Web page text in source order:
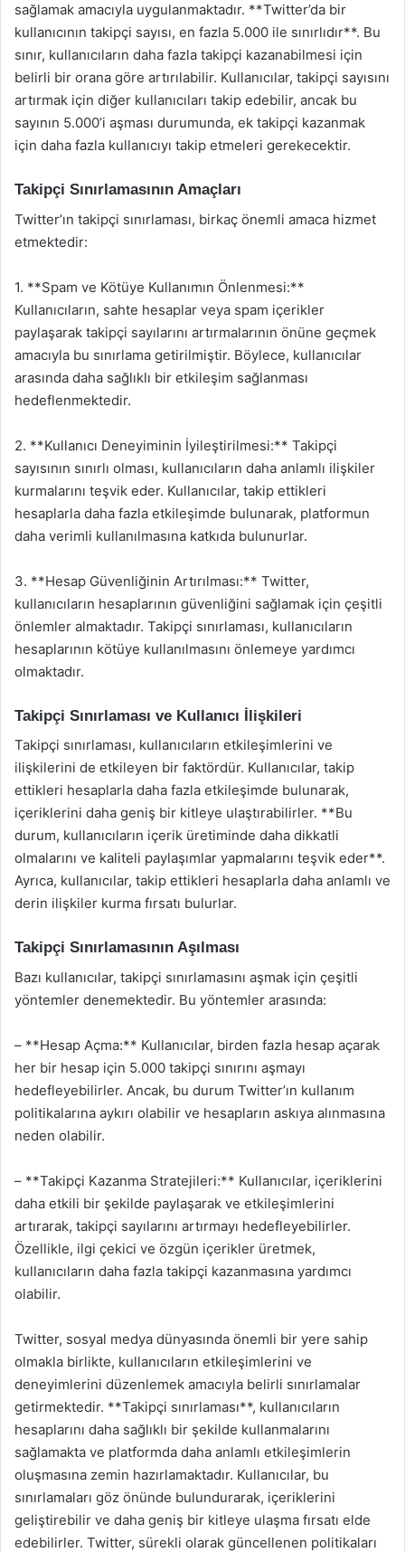
sağlamak amacıyla uygulanmaktadır. **Twitter’da bir
kullanıcının takipçi sayısı, en fazla 5.000 ile sınırlıdır**. Bu
sınır, kullanıcıların daha fazla takipçi kazanabilmesi için
belirli bir orana göre artırılabilir. Kullanıcılar, takipçi sayısını
artırmak için diğer kullanıcıları takip edebilir, ancak bu
sayının 5.000’i aşması durumunda, ek takipçi kazanmak
için daha fazla kullanıcıyı takip etmeleri gerekecektir.
Takipçi Sınırlamasının Amaçları
Twitter’ın takipçi sınırlaması, birkaç önemli amaca hizmet
etmektedir:
1. **Spam ve Kötüye Kullanımın Önlenmesi:**
Kullanıcıların, sahte hesaplar veya spam içerikler
paylaşarak takipçi sayılarını artırmalarının önüne geçmek
amacıyla bu sınırlama getirilmiştir. Böylece, kullanıcılar
arasında daha sağlıklı bir etkileşim sağlanması
hedeflenmektedir.
2. **Kullanıcı Deneyiminin İyileştirilmesi:** Takipçi
sayısının sınırlı olması, kullanıcıların daha anlamlı ilişkiler
kurmalarını teşvik eder. Kullanıcılar, takip ettikleri
hesaplarla daha fazla etkileşimde bulunarak, platformun
daha verimli kullanılmasına katkıda bulunurlar.
3. **Hesap Güvenliğinin Artırılması:** Twitter,
kullanıcıların hesaplarının güvenliğini sağlamak için çeşitli
önlemler almaktadır. Takipçi sınırlaması, kullanıcıların
hesaplarının kötüye kullanılmasını önlemeye yardımcı
olmaktadır.
Takipçi Sınırlaması ve Kullanıcı İlişkileri
Takipçi sınırlaması, kullanıcıların etkileşimlerini ve
ilişkilerini de etkileyen bir faktördür. Kullanıcılar, takip
ettikleri hesaplarla daha fazla etkileşimde bulunarak,
içeriklerini daha geniş bir kitleye ulaştırabilirler. **Bu
durum, kullanıcıların içerik üretiminde daha dikkatli
olmalarını ve kaliteli paylaşımlar yapmalarını teşvik eder**.
Ayrıca, kullanıcılar, takip ettikleri hesaplarla daha anlamlı ve
derin ilişkiler kurma fırsatı bulurlar.
Takipçi Sınırlamasının Aşılması
Bazı kullanıcılar, takipçi sınırlamasını aşmak için çeşitli
yöntemler denemektedir. Bu yöntemler arasında:
– **Hesap Açma:** Kullanıcılar, birden fazla hesap açarak
her bir hesap için 5.000 takipçi sınırını aşmayı
hedefleyebilirler. Ancak, bu durum Twitter’ın kullanım
politikalarına aykırı olabilir ve hesapların askıya alınmasına
neden olabilir.
– **Takipçi Kazanma Stratejileri:** Kullanıcılar, içeriklerini
daha etkili bir şekilde paylaşarak ve etkileşimlerini
artırarak, takipçi sayılarını artırmayı hedefleyebilirler.
Özellikle, ilgi çekici ve özgün içerikler üretmek,
kullanıcıların daha fazla takipçi kazanmasına yardımcı
olabilir.
Twitter, sosyal medya dünyasında önemli bir yere sahip
olmakla birlikte, kullanıcıların etkileşimlerini ve
deneyimlerini düzenlemek amacıyla belirli sınırlamalar
getirmektedir. **Takipçi sınırlaması**, kullanıcıların
hesaplarını daha sağlıklı bir şekilde kullanmalarını
sağlamakta ve platformda daha anlamlı etkileşimlerin
oluşmasına zemin hazırlamaktadır. Kullanıcılar, bu
sınırlamaları göz önünde bulundurarak, içeriklerini
geliştirebilir ve daha geniş bir kitleye ulaşma fırsatı elde
edebilirler. Twitter, sürekli olarak güncellenen politikaları